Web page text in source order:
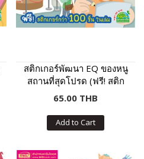
สติกเกอร์พัฒนา EQ ของหนู
สถานที่สุดโปรด (ฟรี! สติก
เกอร์กว่า 100 ชิ้น ในเล่ม)
65.00 THB
Add to Cart